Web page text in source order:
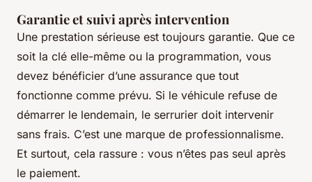
Garantie et suivi après intervention
Une prestation sérieuse est toujours garantie. Que ce
soit la clé elle-même ou la programmation, vous
devez bénéficier d’une assurance que tout
fonctionne comme prévu. Si le véhicule refuse de
démarrer le lendemain, le serrurier doit intervenir
sans frais. C’est une marque de professionnalisme.
Et surtout, cela rassure : vous n’êtes pas seul après
le paiement.